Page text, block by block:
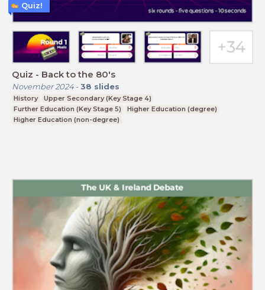
Quiz - Back to the 80's
November 2024- 38 slides
History
Upper Secondary (Key Stage 4)
Further Education (Key Stage 5)
Higher Education (degree)
Higher Education (non-degree)
Quiz!